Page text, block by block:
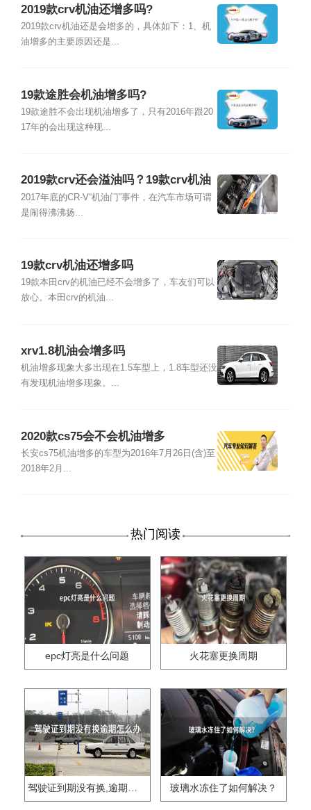
2019款crv机油还增多吗?
2019款crv机油还是会增多的，具体如下：1、机
油增多的主要原因还是...
19款途胜会机油增多吗?
19款途胜不会出现机油增多了，只有2016年跟20
17年的会出现这种现...
2019款crv还会溢油吗？19款crv机油
还增多吗
2017年底的CR-V“机油门”事件，在汽车市场可谓
是闹得沸沸扬...
19款crv机油还增多吗
19款本田crv的机油已经不会增多了，车友们可以
放心。本田crv的机油...
xrv1.8机油会增多吗
机油增多现象大多出现在1.5车型上，1.8车型还没
有发现机油增多现象。...
2020款cs75会不会机油增多
长安cs75机油增多的车型为2016年7月26日(含)至
2018年2月...
热门阅读
epc灯亮是什么问题 火花塞更换周期
驾驶证到期没有换,逾期怎么办?? 玻璃水冻住了如何解决？